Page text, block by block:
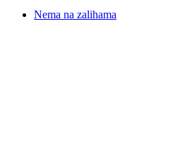
Nema na zalihama